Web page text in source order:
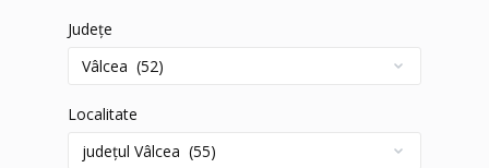
Județe
Localitate